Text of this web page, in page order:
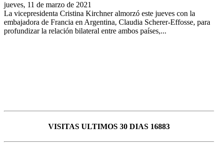
jueves, 11 de marzo de 2021
La vicepresidenta Cristina Kirchner almorzó este jueves con la
embajadora de Francia en Argentina, Claudia Scherer-Effosse, para
profundizar la relación bilateral entre ambos países,...
VISITAS ULTIMOS 30 DIAS 16883